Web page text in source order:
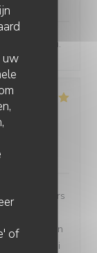
uw
of
haut niveau.
/ Prijs
des sentiers
par
du poulpe en
celui